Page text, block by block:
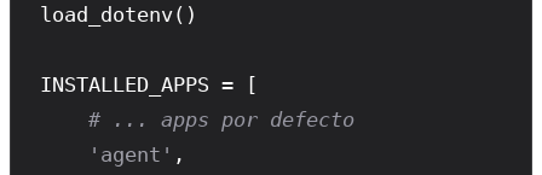
load_dotenv()
INSTALLED_APPS = [
# ... apps por defecto
'agent' ,